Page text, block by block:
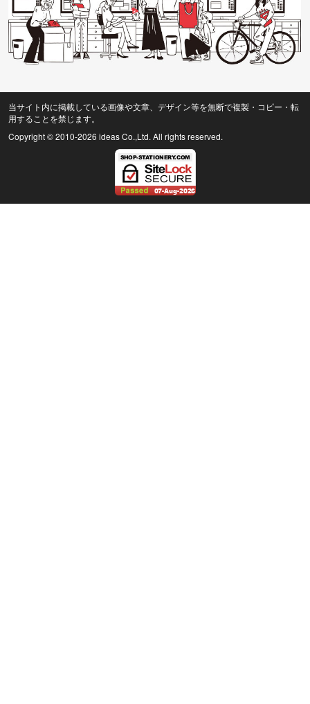
当サイト内に掲載している画像や文章、デザイン等を無断で複製・コピー・転
用することを禁じます。
Copyright © 2010-2026 ideas Co.,Ltd. All rights reserved.